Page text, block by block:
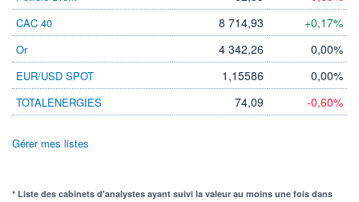
CAC 40 8 714,93 +0,17%
Or 4 342,26 0,00%
EUR/USD SPOT 1,15586 0,00%
TOTALENERGIES 74,09 -0,60%
Gérer mes listes
* Liste des cabinets d'analystes ayant suivi la valeur au moins une fois dans